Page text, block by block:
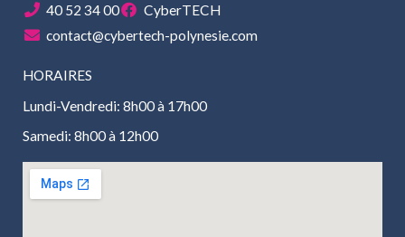
40 52 34 00
CyberTECH
contact@cybertech-polynesie.com
HORAIRES
Lundi-Vendredi: 8h00 à 17h00
Samedi: 8h00 à 12h00